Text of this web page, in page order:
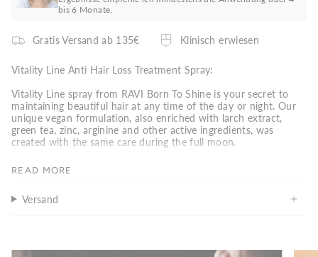
bis 6 Monate.
Gratis Versand ab 135€ Klinisch erwiesen
Vitality Line Anti Hair Loss Treatment Spray:
Vitality Line spray from RAVI Born To Shine is your secret to
maintaining beautiful hair at any time of the day or night. Our
unique vegan formulation, also enriched with larch extract,
green tea, zinc, arginine and other active ingredients, was
created with the same care during the full moon.
What it does
- Helps restore damaged areas of hair.
Vitality Line Spray revitalizes your hair, giving it vibrant texture
READ MORE
Versand